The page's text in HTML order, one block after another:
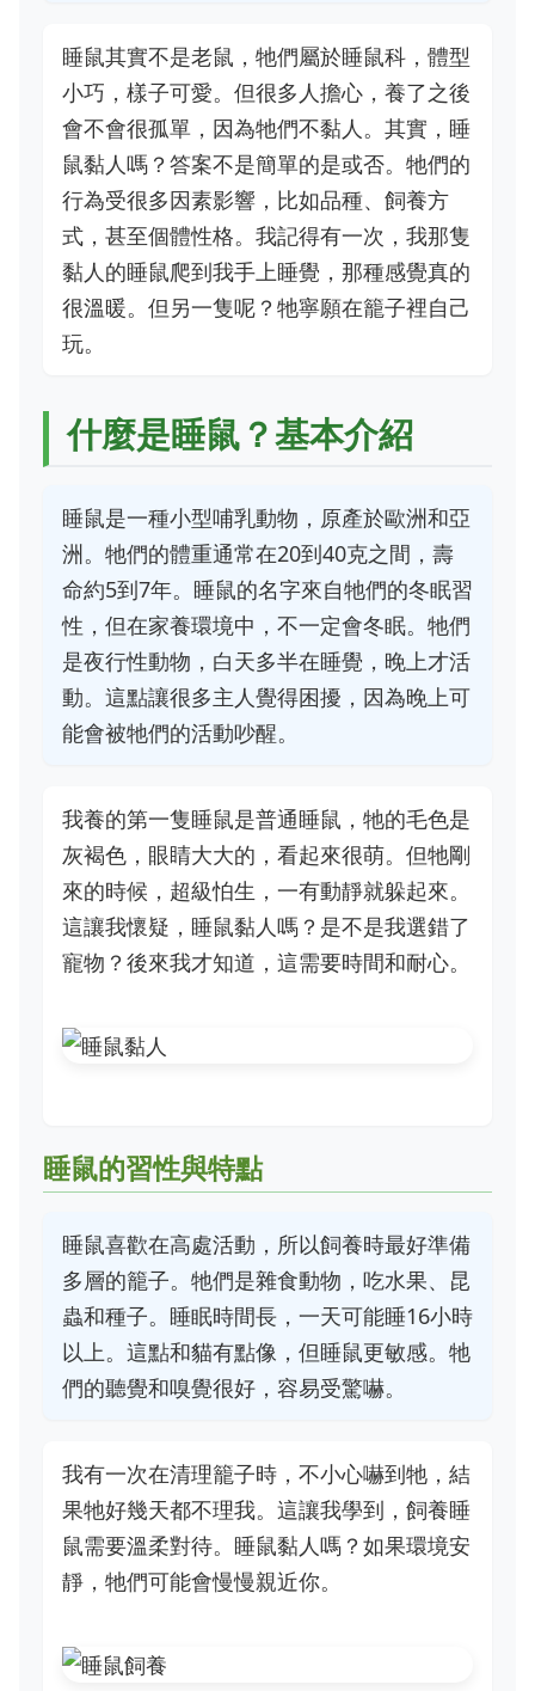
睡鼠其實不是老鼠，牠們屬於睡鼠科，體型
小巧，樣子可愛。但很多人擔心，養了之後
會不會很孤單，因為牠們不黏人。其實，睡
鼠黏人嗎？答案不是簡單的是或否。牠們的
行為受很多因素影響，比如品種、飼養方
式，甚至個體性格。我記得有一次，我那隻
黏人的睡鼠爬到我手上睡覺，那種感覺真的
很溫暖。但另一隻呢？牠寧願在籠子裡自己
玩。
什麼是睡鼠？基本介紹
睡鼠是一種小型哺乳動物，原產於歐洲和亞
洲。牠們的體重通常在20到40克之間，壽
命約5到7年。睡鼠的名字來自牠們的冬眠習
性，但在家養環境中，不一定會冬眠。牠們
是夜行性動物，白天多半在睡覺，晚上才活
動。這點讓很多主人覺得困擾，因為晚上可
能會被牠們的活動吵醒。
我養的第一隻睡鼠是普通睡鼠，牠的毛色是
灰褐色，眼睛大大的，看起來很萌。但牠剛
來的時候，超級怕生，一有動靜就躲起來。
這讓我懷疑，睡鼠黏人嗎？是不是我選錯了
寵物？後來我才知道，這需要時間和耐心。
睡鼠的習性與特點
睡鼠喜歡在高處活動，所以飼養時最好準備
多層的籠子。牠們是雜食動物，吃水果、昆
蟲和種子。睡眠時間長，一天可能睡16小時
以上。這點和貓有點像，但睡鼠更敏感。牠
們的聽覺和嗅覺很好，容易受驚嚇。
我有一次在清理籠子時，不小心嚇到牠，結
果牠好幾天都不理我。這讓我學到，飼養睡
鼠需要溫柔對待。睡鼠黏人嗎？如果環境安
靜，牠們可能會慢慢親近你。